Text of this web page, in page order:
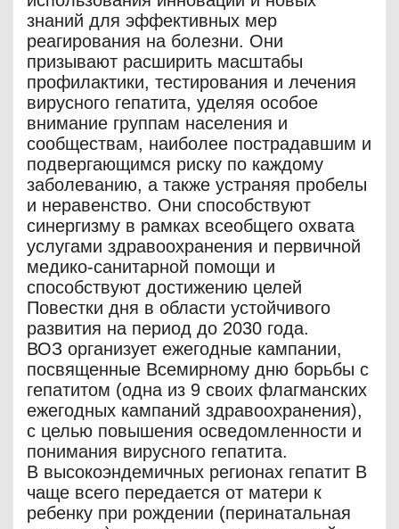
знаний для эффективных мер
реагирования на болезни. Они
призывают расширить масштабы
профилактики, тестирования и лечения
вирусного гепатита, уделяя особое
внимание группам населения и
сообществам, наиболее пострадавшим и
подвергающимся риску по каждому
заболеванию, а также устраняя пробелы
и неравенство. Они способствуют
синергизму в рамках всеобщего охвата
услугами здравоохранения и первичной
медико-санитарной помощи и
способствуют достижению целей
Повестки дня в области устойчивого
развития на период до 2030 года.
ВОЗ организует ежегодные кампании,
посвященные Всемирному дню борьбы с
гепатитом (одна из 9 своих флагманских
ежегодных кампаний здравоохранения),
с целью повышения осведомленности и
понимания вирусного гепатита.
В высокоэндемичных регионах гепатит В
чаще всего передается от матери к
ребенку при рождении (перинатальная